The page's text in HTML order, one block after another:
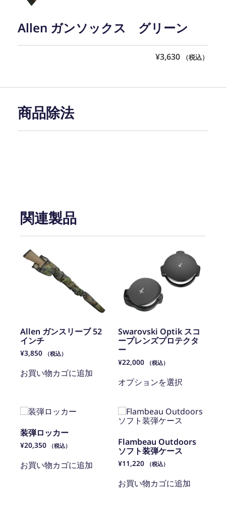
Allen ガンソックス グリーン
¥3,630 （税込）
商品除法
関連製品
Allen ガンスリーブ 52
インチ
¥3,850 （税込）
お買い物カゴに追加
Swarovski Optik スコ
ープレンズプロテクタ
ー
¥22,000 （税込）
オプションを選択
装弾ロッカー
¥20,350 （税込）
お買い物カゴに追加
Flambeau Outdoors
ソフト装弾ケース
¥11,220 （税込）
お買い物カゴに追加